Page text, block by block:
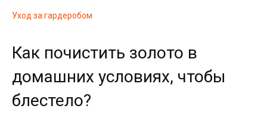
Уход за гардеробом
Как почистить золото в
домашних условиях, чтобы
блестело?